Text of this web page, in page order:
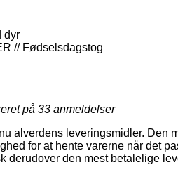
dyr
// Fødselsdagstog
på 33 anmeldelser
alverdens leveringsmidler. Den
for at hente varerne når det
derudover den mest betalelige